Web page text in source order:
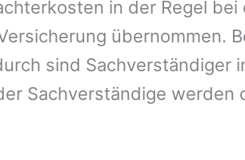
in der Regel
übernommen.
sind Sachverständiger
Sachverständige werden